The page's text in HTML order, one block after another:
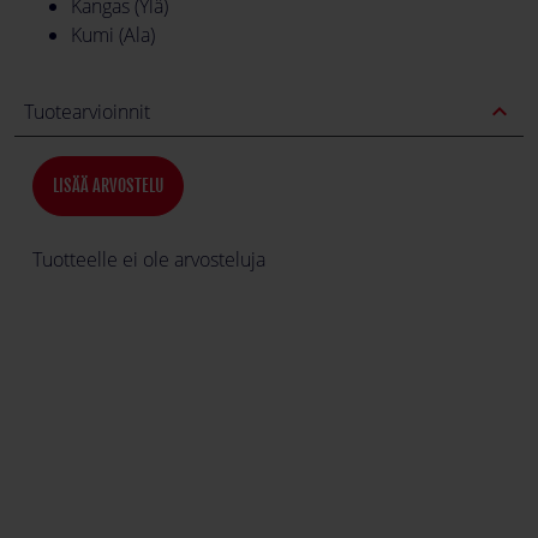
Kangas (Ylä)
Kumi (Ala)
Tuotearvioinnit expand_less
LISÄÄ ARVOSTELU
Tuotteelle ei ole arvosteluja